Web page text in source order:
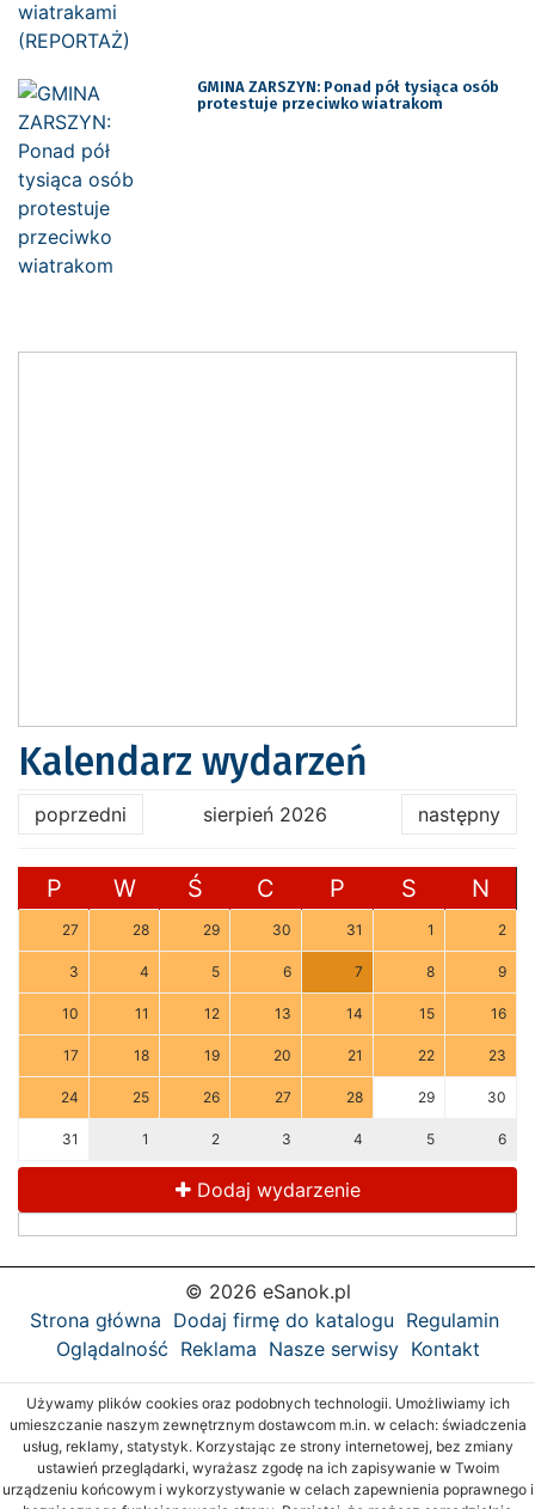
GMINA ZARSZYN: Ponad pół tysiąca osób
protestuje przeciwko wiatrakom
Kalendarz wydarzeń
poprzedni sierpień 2026 następny
P W Ś C P S N
27 28 29 30 31 1 2
3 4 5 6 7 8 9
10 11 12 13 14 15 16
17 18 19 20 21 22 23
24 25 26 27 28 29 30
31 1 2 3 4 5 6
Dodaj wydarzenie
© 2026 eSanok.pl
Strona główna Dodaj firmę do katalogu Regulamin
Oglądalność Reklama Nasze serwisy Kontakt
Używamy plików cookies oraz podobnych technologii. Umożliwiamy ich
umieszczanie naszym zewnętrznym dostawcom m.in. w celach: świadczenia
usług, reklamy, statystyk. Korzystając ze strony internetowej, bez zmiany
ustawień przeglądarki, wyrażasz zgodę na ich zapisywanie w Twoim
urządzeniu końcowym i wykorzystywanie w celach zapewnienia poprawnego i